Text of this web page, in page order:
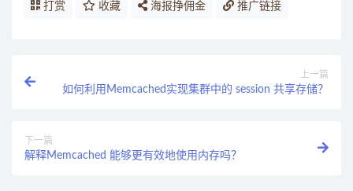
打赏 收藏 海报挣佣金 推广链接
上一篇
如何利用Memcached实现集群中的 session 共享存储？
下一篇
解释Memcached 能够更有效地使用内存吗？